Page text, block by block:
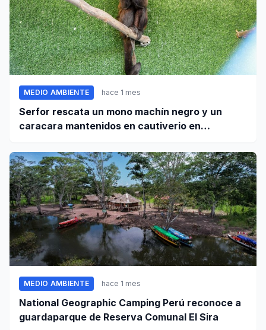
MEDIO AMBIENTE hace 1 mes
Serfor rescata un mono machín negro y un
caracara mantenidos en cautiverio en
MEDIO AMBIENTE hace 1 mes
National Geographic Camping Perú reconoce a
guardaparque de Reserva Comunal El Sira